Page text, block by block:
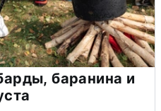
баранина и